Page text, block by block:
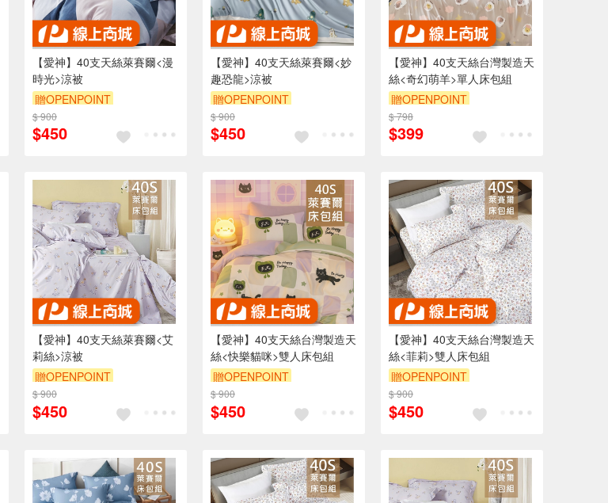
【愛神】40支天絲萊賽爾<漫
時光>涼被
贈OPENPOINT
$ 900
$450
【愛神】40支天絲萊賽爾<妙
趣恐龍>涼被
贈OPENPOINT
$ 900
$450
【愛神】40支天絲台灣製造天
絲<奇幻萌羊>單人床包組
贈OPENPOINT
$ 798
$399
【愛神】40支天絲萊賽爾<艾
莉絲>涼被
贈OPENPOINT
$ 900
$450
【愛神】40支天絲台灣製造天
絲<快樂貓咪>雙人床包組
贈OPENPOINT
$ 900
$450
【愛神】40支天絲台灣製造天
絲<菲莉>雙人床包組
贈OPENPOINT
$ 900
$450